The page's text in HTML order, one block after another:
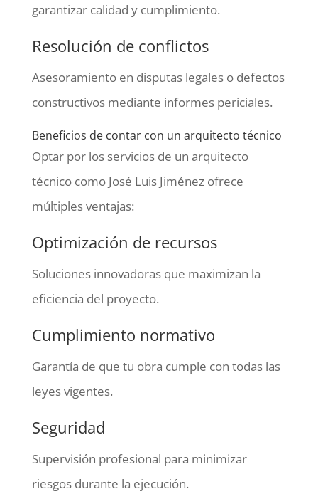
garantizar calidad y cumplimiento.
Resolución de conflictos
Asesoramiento en disputas legales o defectos
constructivos mediante informes periciales.
Beneficios de contar con un arquitecto técnico
Optar por los servicios de un arquitecto
técnico como José Luis Jiménez ofrece
múltiples ventajas:
Optimización de recursos
Soluciones innovadoras que maximizan la
eficiencia del proyecto.
Cumplimiento normativo
Garantía de que tu obra cumple con todas las
leyes vigentes.
Seguridad
Supervisión profesional para minimizar
riesgos durante la ejecución.